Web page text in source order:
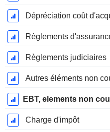
Dépréciation coût
Règlements
Règlements judiciaires
Autres éléments non
EBT, elements non
Charge d'impôt